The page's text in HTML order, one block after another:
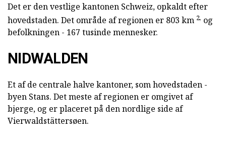
Det er den vestlige kantonen Schweiz, opkaldt efter
hovedstaden. Det område af regionen er 803 km 2, og
befolkningen - 167 tusinde mennesker.
NIDWALDEN
Et af de centrale halve kantoner, som hovedstaden -
byen Stans. Det meste af regionen er omgivet af
bjerge, og er placeret på den nordlige side af
Vierwaldstättersøen.